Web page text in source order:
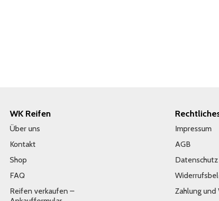
WK Reifen
Über uns
Kontakt
Shop
FAQ
Reifen verkaufen –
Impressum
AGB
Datenschutz
Zahlung und